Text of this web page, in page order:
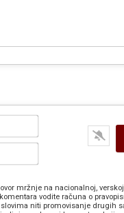
Ime*
E-
mržnje na nacionalnoj,
vodite računa o
niti promovisanje drugih